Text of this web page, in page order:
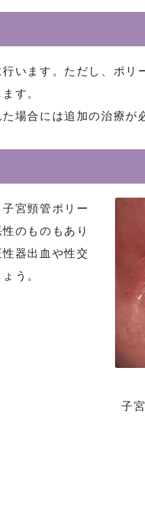
います。ただし、ポリ
す。
場合には追加の治療が
子
宮頸管ポリー
のものもあり
器出血や性交
う。